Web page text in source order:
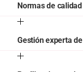
Normas de calidad
Gestión experta